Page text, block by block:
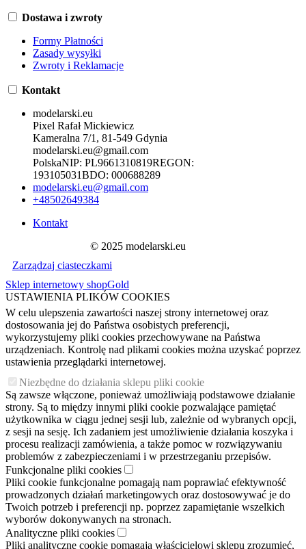
Dostawa i zwroty
Formy Płatności
Zasady wysyłki
Zwroty i Reklamacje
Kontakt
modelarski.eu
Pixel Rafał Mickiewicz
Kameralna 7/1, 81-549 Gdynia
modelarski.eu@gmail.com
PolskaNIP: PL9661310819REGON:
193105031BDO: 000688289
modelarski.eu@gmail.com
+48502649384
Kontakt
© 2025 modelarski.eu
Zarządzaj ciasteczkami
Sklep internetowy shopGold
USTAWIENIA PLIKÓW COOKIES
W celu ulepszenia zawartości naszej strony internetowej oraz
dostosowania jej do Państwa osobistych preferencji,
wykorzystujemy pliki cookies przechowywane na Państwa
urządzeniach. Kontrolę nad plikami cookies można uzyskać poprzez
ustawienia przeglądarki internetowej.
Niezbędne do działania sklepu pliki cookie
Są zawsze włączone, ponieważ umożliwiają podstawowe działanie
strony. Są to między innymi pliki cookie pozwalające pamiętać
użytkownika w ciągu jednej sesji lub, zależnie od wybranych opcji,
z sesji na sesję. Ich zadaniem jest umożliwienie działania koszyka i
procesu realizacji zamówienia, a także pomoc w rozwiązywaniu
problemów z zabezpieczeniami i w przestrzeganiu przepisów.
Funkcjonalne pliki cookies
Pliki cookie funkcjonalne pomagają nam poprawiać efektywność
prowadzonych działań marketingowych oraz dostosowywać je do
Twoich potrzeb i preferencji np. poprzez zapamiętanie wszelkich
wyborów dokonywanych na stronach.
Analityczne pliki cookies
Pliki analityczne cookie pomagają właścicielowi sklepu zrozumieć,